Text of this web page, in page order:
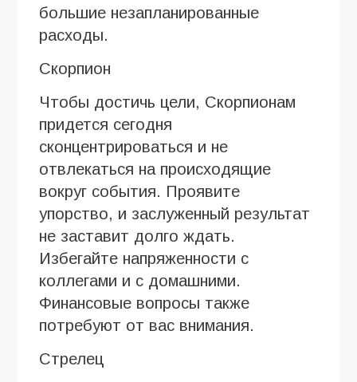
большие незапланированные
расходы.
Скорпион
Чтобы достичь цели, Скорпионам
придется сегодня
сконцентрироваться и не
отвлекаться на происходящие
вокруг события. Проявите
упорство, и заслуженный результат
не заставит долго ждать.
Избегайте напряженности с
коллегами и с домашними.
Финансовые вопросы также
потребуют от вас внимания.
Стрелец